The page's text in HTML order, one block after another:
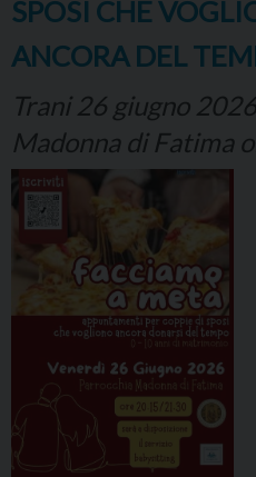
SPOSI CHE
ANCORA DEL
Trani 26 giugno
Madonna di Fatima